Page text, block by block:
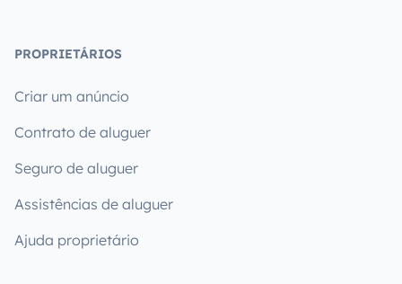
PROPRIETÁRIOS
Criar um anúncio
Contrato de aluguer
Seguro de aluguer
Assistências de aluguer
Ajuda proprietário